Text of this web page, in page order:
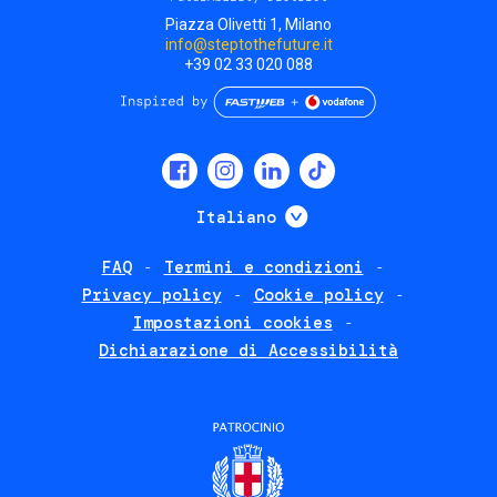
Piazza Olivetti 1, Milano
info@steptothefuture.it
+39 02 33 020 088
Italiano Mostra ulteriori
FAQ
Termini e condizioni
Privacy policy
Cookie policy
Impostazioni cookies
Dichiarazione di Accessibilità